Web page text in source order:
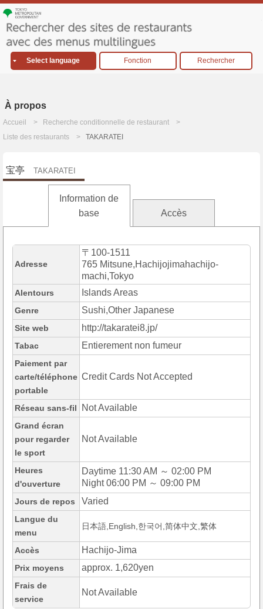
Select language Fonction Rechercher
À propos
Accueil
Recherche conditionnelle de restaurant
Liste des restaurants
TAKARATEI
宝亭 TAKARATEI
Information de
base
Accès
Adresse
〒100-1511
765 Mitsune,Hachijojimahachijo-
machi,Tokyo
Alentours Islands Areas
Genre Sushi,Other Japanese
Site web http://takaratei8.jp/
Tabac Entierement non fumeur
Paiement par
carte/téléphone
portable
Credit Cards Not Accepted
Réseau sans-fil Not Available
Grand écran
pour regarder
le sport
Not Available
Heures
d'ouverture
Daytime 11:30 AM ～ 02:00 PM
Night 06:00 PM ～ 09:00 PM
Jours de repos Varied
Langue du
menu
日本語,English,한국어,简体中文,繁体
Accès Hachijo-Jima
Prix moyens approx. 1,620yen
Frais de
service
Not Available